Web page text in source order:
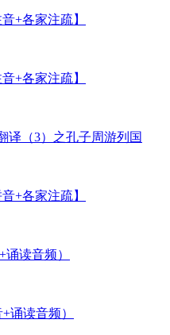
+各家注疏】
+各家注疏】
译（3）之孔子周游列国
+各家注疏】
读音频）
诵读音频）